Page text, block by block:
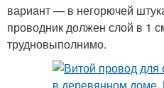
вариант — в негорючей
проводник должен слой в 1
трудновыполнимо.